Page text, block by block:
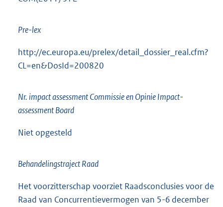
Pre-lex
http://ec.europa.eu/prelex/detail_dossier_real.cfm?
CL=en&DosId=200820
Nr. impact assessment Commissie en Opinie Impact-
assessment Board
Niet opgesteld
Behandelingstraject Raad
Het voorzitterschap voorziet Raadsconclusies voor de
Raad van Concurrentievermogen van 5-6 december